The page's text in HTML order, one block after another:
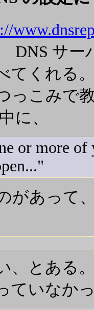
DNS サ
てくれる
っこみで
に、
or more of
があって
、とある
ていなか